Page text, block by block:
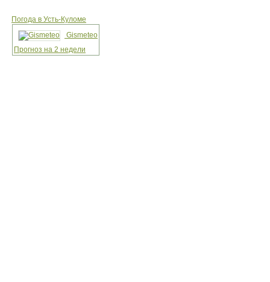
Погода в Усть-Куломе
Gismeteo
Прогноз на 2 недели